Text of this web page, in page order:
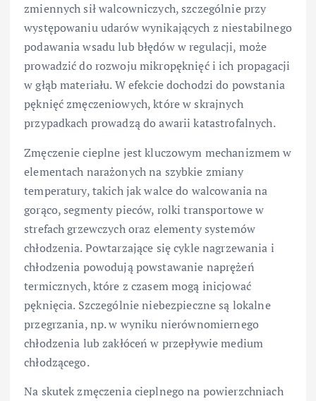
zmiennych sił walcowniczych, szczególnie przy
występowaniu udarów wynikających z niestabilnego
podawania wsadu lub błędów w regulacji, może
prowadzić do rozwoju mikropęknięć i ich propagacji
w głąb materiału. W efekcie dochodzi do powstania
pęknięć zmęczeniowych, które w skrajnych
przypadkach prowadzą do awarii katastrofalnych.
Zmęczenie cieplne jest kluczowym mechanizmem w
elementach narażonych na szybkie zmiany
temperatury, takich jak walce do walcowania na
gorąco, segmenty pieców, rolki transportowe w
strefach grzewczych oraz elementy systemów
chłodzenia. Powtarzające się cykle nagrzewania i
chłodzenia powodują powstawanie naprężeń
termicznych, które z czasem mogą inicjować
pęknięcia. Szczególnie niebezpieczne są lokalne
przegrzania, np. w wyniku nierównomiernego
chłodzenia lub zakłóceń w przepływie medium
chłodzącego.
Na skutek zmęczenia cieplnego na powierzchniach